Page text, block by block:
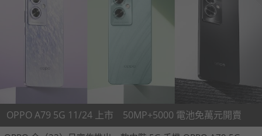
OPPO A79 5G 11/24 上市 50MP+5000 電池免萬元開賣